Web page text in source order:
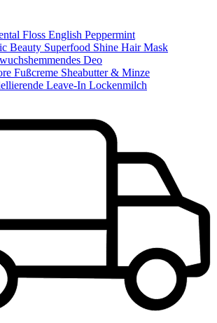
Floss English Peppermint
Beauty Superfood Shine Hair Mask
Deo
Fußcreme Sheabutter & Minze
Leave-In Lockenmilch